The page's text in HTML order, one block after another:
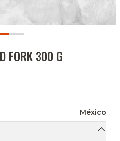
FORK 300 G
México